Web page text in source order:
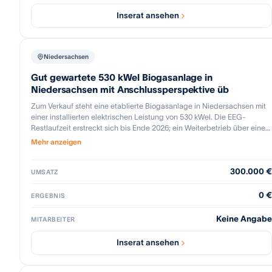
Inserat ansehen
Niedersachsen
Gut gewartete 530 kWel Biogasanlage in
Niedersachsen mit Anschlussperspektive üb
Zum Verkauf steht eine etablierte Biogasanlage in Niedersachsen mit
einer installierten elektrischen Leistung von 530 kWel. Die EEG-
Restlaufzeit erstreckt sich bis Ende 2026; ein Weiterbetrieb über eine
Teilnahme an der EEG-Ausschreibung ist vorgesehen und eine
Zustand. Die Substratversorgung ist regional abgesichert: Ein
Landwirten aus der Umgebung bezogen. Die Gärrestverwertung ist
langfristig gesichert. Das Investment bietet einem Erwerber eine
Ausschreibungsteilnahme sowie geringem operativem
Mehr anzeigen
UMSATZ 300.000 €
ERGEBNIS 0 €
MITARBEITER Keine Angabe
Inserat ansehen